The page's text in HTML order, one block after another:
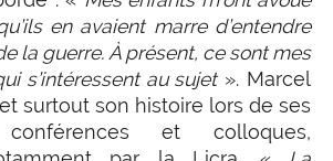
en avaient marre d’entendre
la guerre. À présent, ce sont mes
s’intéressent au sujet». Marcel
surtout son histoire lors de ses
conférences et colloques,